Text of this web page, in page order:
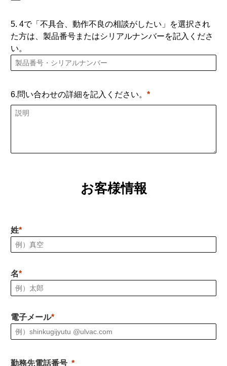
5. 4で「不具合、動作不良の相談がしたい」を選択され
た方は、製品番号またはシリアルナンバーを記入くださ
い。
6.問い合わせの詳細を記入ください。
お客様情報
姓
名
電子メール
勤務先電話番号